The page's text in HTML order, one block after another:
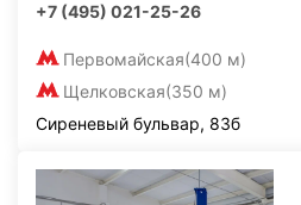
+7 (495) 021-25-26
Первомайская(400 м)
Щелковская(350 м)
Сиреневый бульвар, 83б